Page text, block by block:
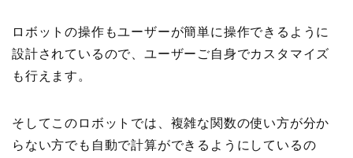
ロボットの操作もユーザーが簡単に操作できるように
設計されているので、ユーザーご自身でカスタマイズ
も行えます。
そしてこのロボットでは、複雑な関数の使い方が分か
らない方でも自動で計算ができるようにしているの